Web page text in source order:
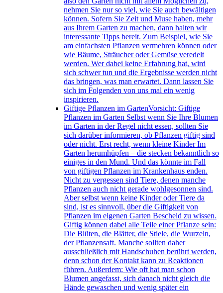
nehmen Sie nur so viel, wie Sie auch bewältigen
können. Sofern Sie Zeit und Muse haben, mehr
aus Ihrem Garten zu machen, dann halten wir
interessante Tipps bereit. Zum Beispiel, wie Sie
am einfachsten Pflanzen vermehren können oder
wie Bäume, Sträucher oder Gemüse veredelt
werden. Wer dabei keine Erfahrung hat, wird
sich schwer tun und die Ergebnisse werden nicht
das bringen, was man erwartet. Dann lassen Sie
sich im Folgenden von uns mal ein wenig
inspirieren.
Giftige Pflanzen im GartenVorsicht: Giftige
Pflanzen im Garten Selbst wenn Sie Ihre Blumen
im Garten in der Regel nicht essen, sollten Sie
sich darüber informieren, ob Pflanzen giftig sind
oder nicht. Erst recht, wenn kleine Kinder Im
Garten herumhüpfen – die stecken bekanntlich so
einiges in den Mund. Und das könnte im Fall
von giftigen Pflanzen im Krankenhaus enden.
Nicht zu vergessen sind Tiere, denen manche
Pflanzen auch nicht gerade wohlgesonnen sind.
Aber selbst wenn keine Kinder oder Tiere da
sind, ist es sinnvoll, über die Giftigkeit von
Pflanzen im eigenen Garten Bescheid zu wissen.
Giftig können dabei alle Teile einer Pflanze sein:
Die Blüten, die Blätter, die Stiele, die Wurzeln,
der Pflanzensaft. Manche sollten daher
ausschließlich mit Handschuhen berührt werden,
denn schon der Kontakt kann zu Reaktionen
führen. Außerdem: Wie oft hat man schon
Blumen angefasst, sich danach nicht gleich die
Hände gewaschen und wenig später ein